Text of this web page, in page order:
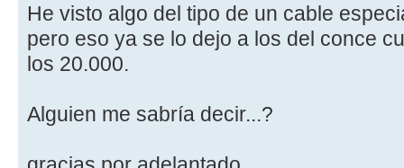
He visto algo del tipo de un cable
pero eso ya se lo dejo a los del conce
los 20.000.
Alguien me sabría decir...?